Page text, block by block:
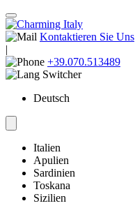
Kontaktieren Sie Uns
|
+39.070.513489
Deutsch
Italien
Apulien
Sardinien
Toskana
Sizilien